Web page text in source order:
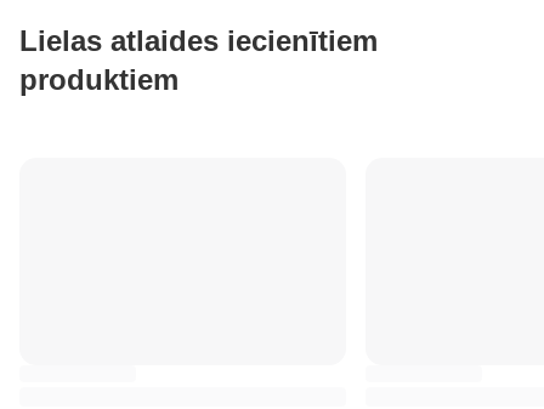
Lielas atlaides iecienītiem
produktiem